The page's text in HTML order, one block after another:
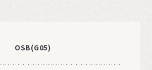
OSB(G05)